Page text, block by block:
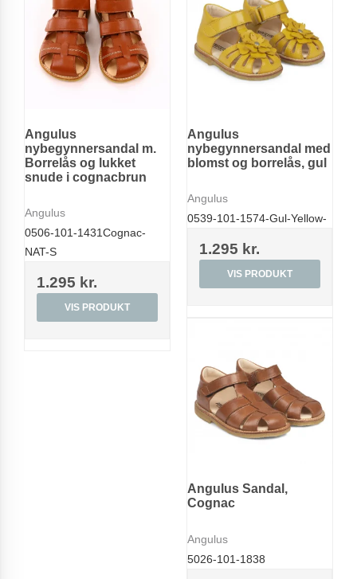
Angulus
nybegynnersandal m.
Borrelås og lukket
snude i cognacbrun
Angulus
0506-101-1431Cognac-
NAT-S
1.295 kr.
VIS PRODUKT
Angulus
nybegynnersandal med
blomst og borrelås, gul
Angulus
0539-101-1574-Gul-Yellow-
1.295 kr.
VIS PRODUKT
Angulus Sandal,
Cognac
Angulus
5026-101-1838